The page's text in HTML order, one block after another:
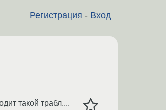
Регистрация - Вход
такой трабл....